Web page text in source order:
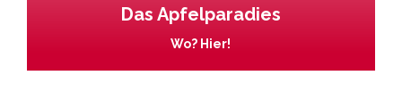
Das Apfelparadies
Wo? Hier!